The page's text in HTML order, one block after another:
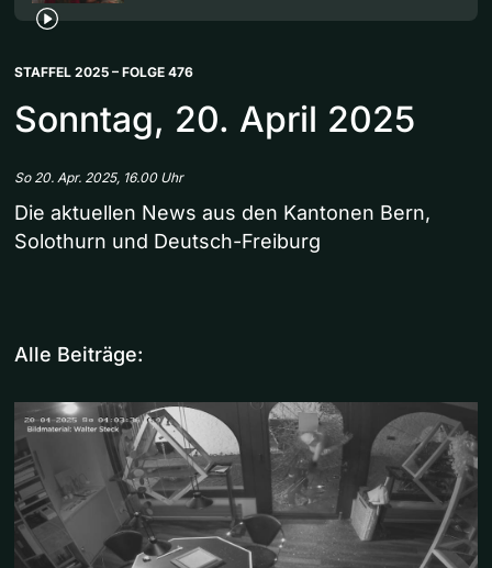
STAFFEL 2025 – FOLGE 476
Sonntag, 20. April 2025
So 20. Apr. 2025, 16.00 Uhr
Die aktuellen News aus den Kantonen Bern,
Solothurn und Deutsch-Freiburg
Alle Beiträge: